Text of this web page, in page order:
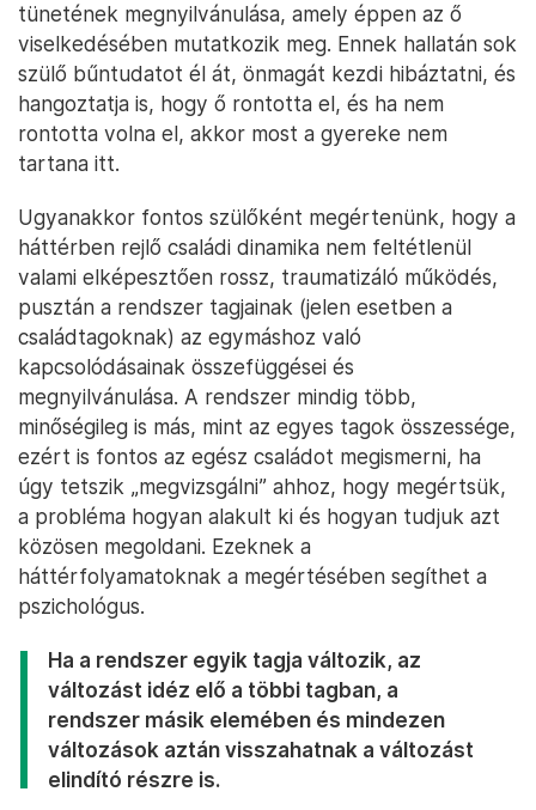
tünetének megnyilvánulása, amely éppen az ő
viselkedésében mutatkozik meg. Ennek hallatán sok
szülő bűntudatot él át, önmagát kezdi hibáztatni, és
hangoztatja is, hogy ő rontotta el, és ha nem
rontotta volna el, akkor most a gyereke nem
tartana itt.
Ugyanakkor fontos szülőként megértenünk, hogy a
háttérben rejlő családi dinamika nem feltétlenül
valami elképesztően rossz, traumatizáló működés,
pusztán a rendszer tagjainak (jelen esetben a
családtagoknak) az egymáshoz való
kapcsolódásainak összefüggései és
megnyilvánulása. A rendszer mindig több,
minőségileg is más, mint az egyes tagok összessége,
ezért is fontos az egész családot megismerni, ha
úgy tetszik „megvizsgálni” ahhoz, hogy megértsük,
a probléma hogyan alakult ki és hogyan tudjuk azt
közösen megoldani. Ezeknek a
háttérfolyamatoknak a megértésében segíthet a
pszichológus.
Ha a rendszer egyik tagja változik, az
változást idéz elő a többi tagban, a
rendszer másik elemében és mindezen
változások aztán visszahatnak a változást
elindító részre is.